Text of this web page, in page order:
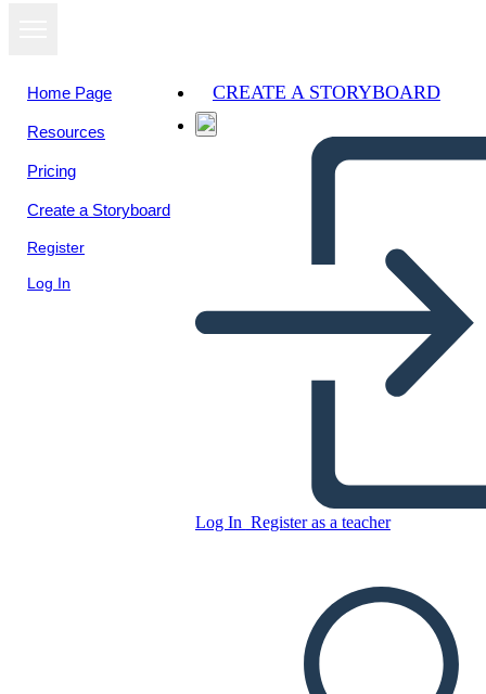
Home Page
Resources
Pricing
Create a Storyboard
Register
Log In
CREATE A STORYBOARD
Log In Register as a teacher
CREATE A STORYBOARD
PLAY SLIDESHOW
READ TO ME